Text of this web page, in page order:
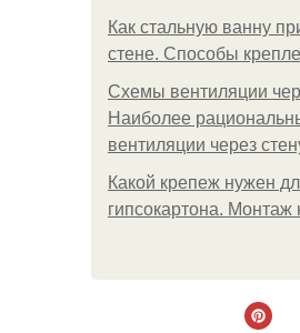
Как стальную ванну
стене. Способы
Схемы вентиляции
Наиболее
вентиляции через
Какой крепеж нужен
гипсокартона.